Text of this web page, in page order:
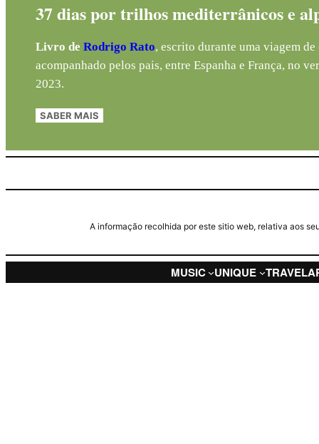
37 dias por trilhos mediterrânicos e
Livro deRodrigo Rato, escrito durante uma viagem de
acompanhado pelos pais, entre Espanha e França, no
2023.
SABER MAIS
A informação recolhida por este sitio web, relativa aos
MUSIC UNIQUE TRAVEL